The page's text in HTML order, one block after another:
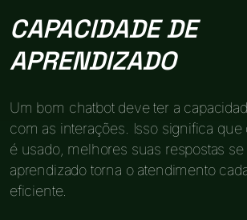
CAPACIDADE DE
APRENDIZADO
Um bom chatbot deve ter a
com as interações. Isso significa que
é usado, melhores suas respostas
aprendizado torna o atendimento
eficiente.